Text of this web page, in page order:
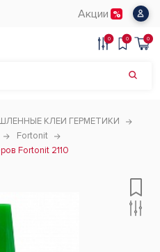
Акции
0 0 0
КЛЕИ ГЕРМЕТИКИ
Fortonit
Fortonit 2110